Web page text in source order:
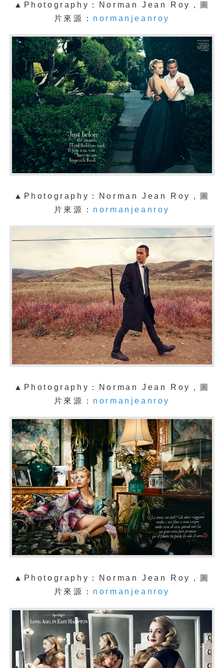
▲Photography：Norman Jean Roy，圖
片來源： normanjeanroy
▲Photography：Norman Jean Roy，圖
片來源： normanjeanroy
▲Photography：Norman Jean Roy，圖
片來源： normanjeanroy
▲Photography：Norman Jean Roy，圖
片來源： normanjeanroy